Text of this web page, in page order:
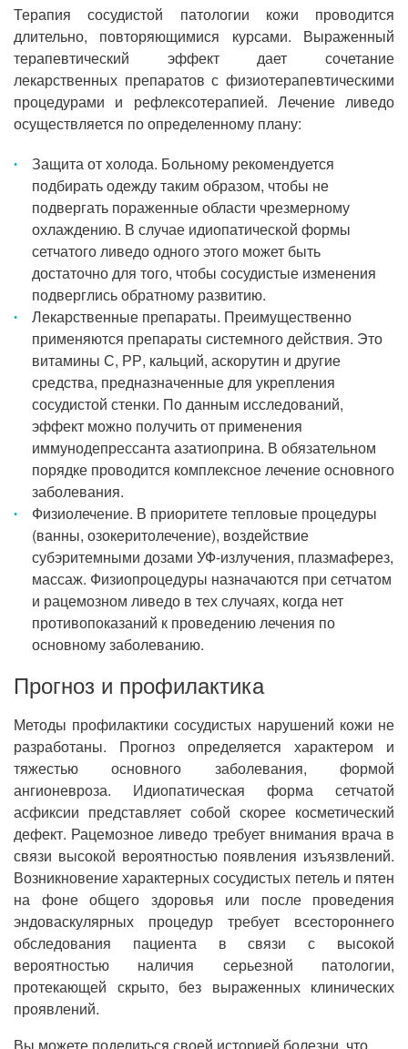
Терапия сосудистой патологии кожи проводится
длительно, повторяющимися курсами. Выраженный
терапевтический эффект дает сочетание
лекарственных препаратов с физиотерапевтическими
процедурами и рефлексотерапией. Лечение ливедо
осуществляется по определенному плану:
Защита от холода. Больному рекомендуется
подбирать одежду таким образом, чтобы не
подвергать пораженные области чрезмерному
охлаждению. В случае идиопатической формы
сетчатого ливедо одного этого может быть
достаточно для того, чтобы сосудистые изменения
подверглись обратному развитию.
Лекарственные препараты. Преимущественно
применяются препараты системного действия. Это
витамины С, РР, кальций, аскорутин и другие
средства, предназначенные для укрепления
сосудистой стенки. По данным исследований,
эффект можно получить от применения
иммунодепрессанта азатиоприна. В обязательном
порядке проводится комплексное лечение основного
заболевания.
Физиолечение. В приоритете тепловые процедуры
(ванны, озокеритолечение), воздействие
субэритемными дозами УФ-излучения, плазмаферез,
массаж. Физиопроцедуры назначаются при сетчатом
и рацемозном ливедо в тех случаях, когда нет
противопоказаний к проведению лечения по
основному заболеванию.
Прогноз и профилактика
Методы профилактики сосудистых нарушений кожи не
разработаны. Прогноз определяется характером и
тяжестью основного заболевания, формой
ангионевроза. Идиопатическая форма сетчатой
асфиксии представляет собой скорее косметический
дефект. Рацемозное ливедо требует внимания врача в
связи высокой вероятностью появления изъязвлений.
Возникновение характерных сосудистых петель и пятен
на фоне общего здоровья или после проведения
эндоваскулярных процедур требует всестороннего
обследования пациента в связи с высокой
вероятностью наличия серьезной патологии,
протекающей скрыто, без выраженных клинических
проявлений.